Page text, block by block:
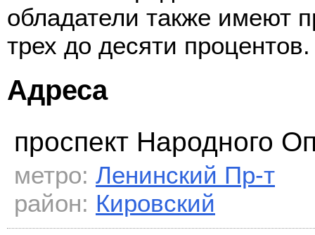
обладатели также имеют
трех до десяти процентов.
Адреса
проспект Народного
метро: Ленинский Пр-т
район: Кировский